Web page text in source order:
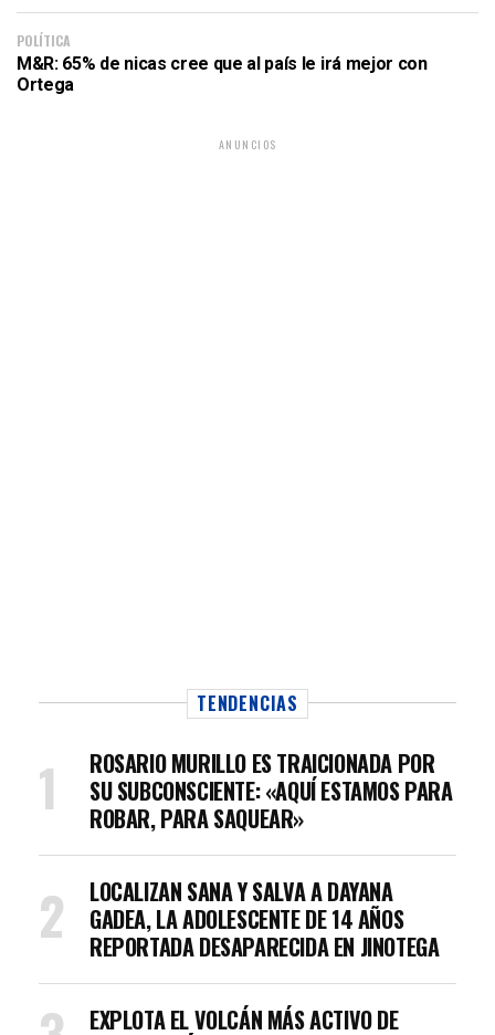
POLÍTICA
M&R: 65% de nicas cree que al país le irá mejor con
Ortega
ANUNCIOS
TENDENCIAS
ROSARIO MURILLO ES TRAICIONADA POR
SU SUBCONSCIENTE: «AQUÍ ESTAMOS PARA
ROBAR, PARA SAQUEAR»
LOCALIZAN SANA Y SALVA A DAYANA
GADEA, LA ADOLESCENTE DE 14 AÑOS
REPORTADA DESAPARECIDA EN JINOTEGA
EXPLOTA EL VOLCÁN MÁS ACTIVO DE